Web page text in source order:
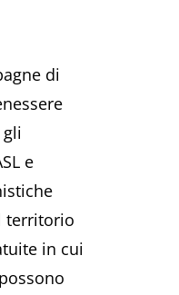
di
e
territorio
in cui